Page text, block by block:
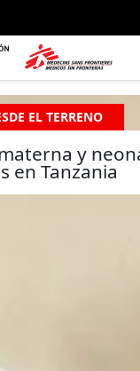
EL TERRENO
y
en Tanzania